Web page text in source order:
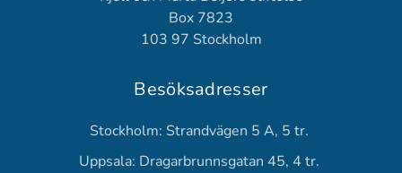
Box 7823
103 97 Stockholm
Besöksadresser
Stockholm: Strandvägen 5 A, 5 tr.
Uppsala: Dragarbrunnsgatan 45, 4 tr.